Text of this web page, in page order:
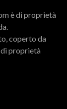
è di proprietà
coperto da
proprietà